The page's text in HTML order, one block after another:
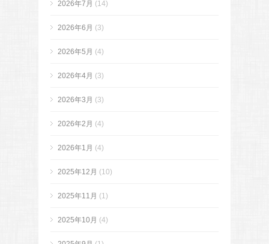
2026年7月 (14)
2026年6月 (3)
2026年5月 (4)
2026年4月 (3)
2026年3月 (3)
2026年2月 (4)
2026年1月 (4)
2025年12月 (10)
2025年11月 (1)
2025年10月 (4)